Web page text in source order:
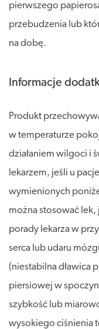
pierwszego
przebudzenia lub
na dobę.
Informacje
Produkt
w temperaturze
działaniem wilgoci i
lekarzem, jeśli u
wymienionych
można stosować
porady lekarza w
serca lub udaru
(niestabilna dławica
piersiowej w
szybkość lub
wysokiego ciśnienia